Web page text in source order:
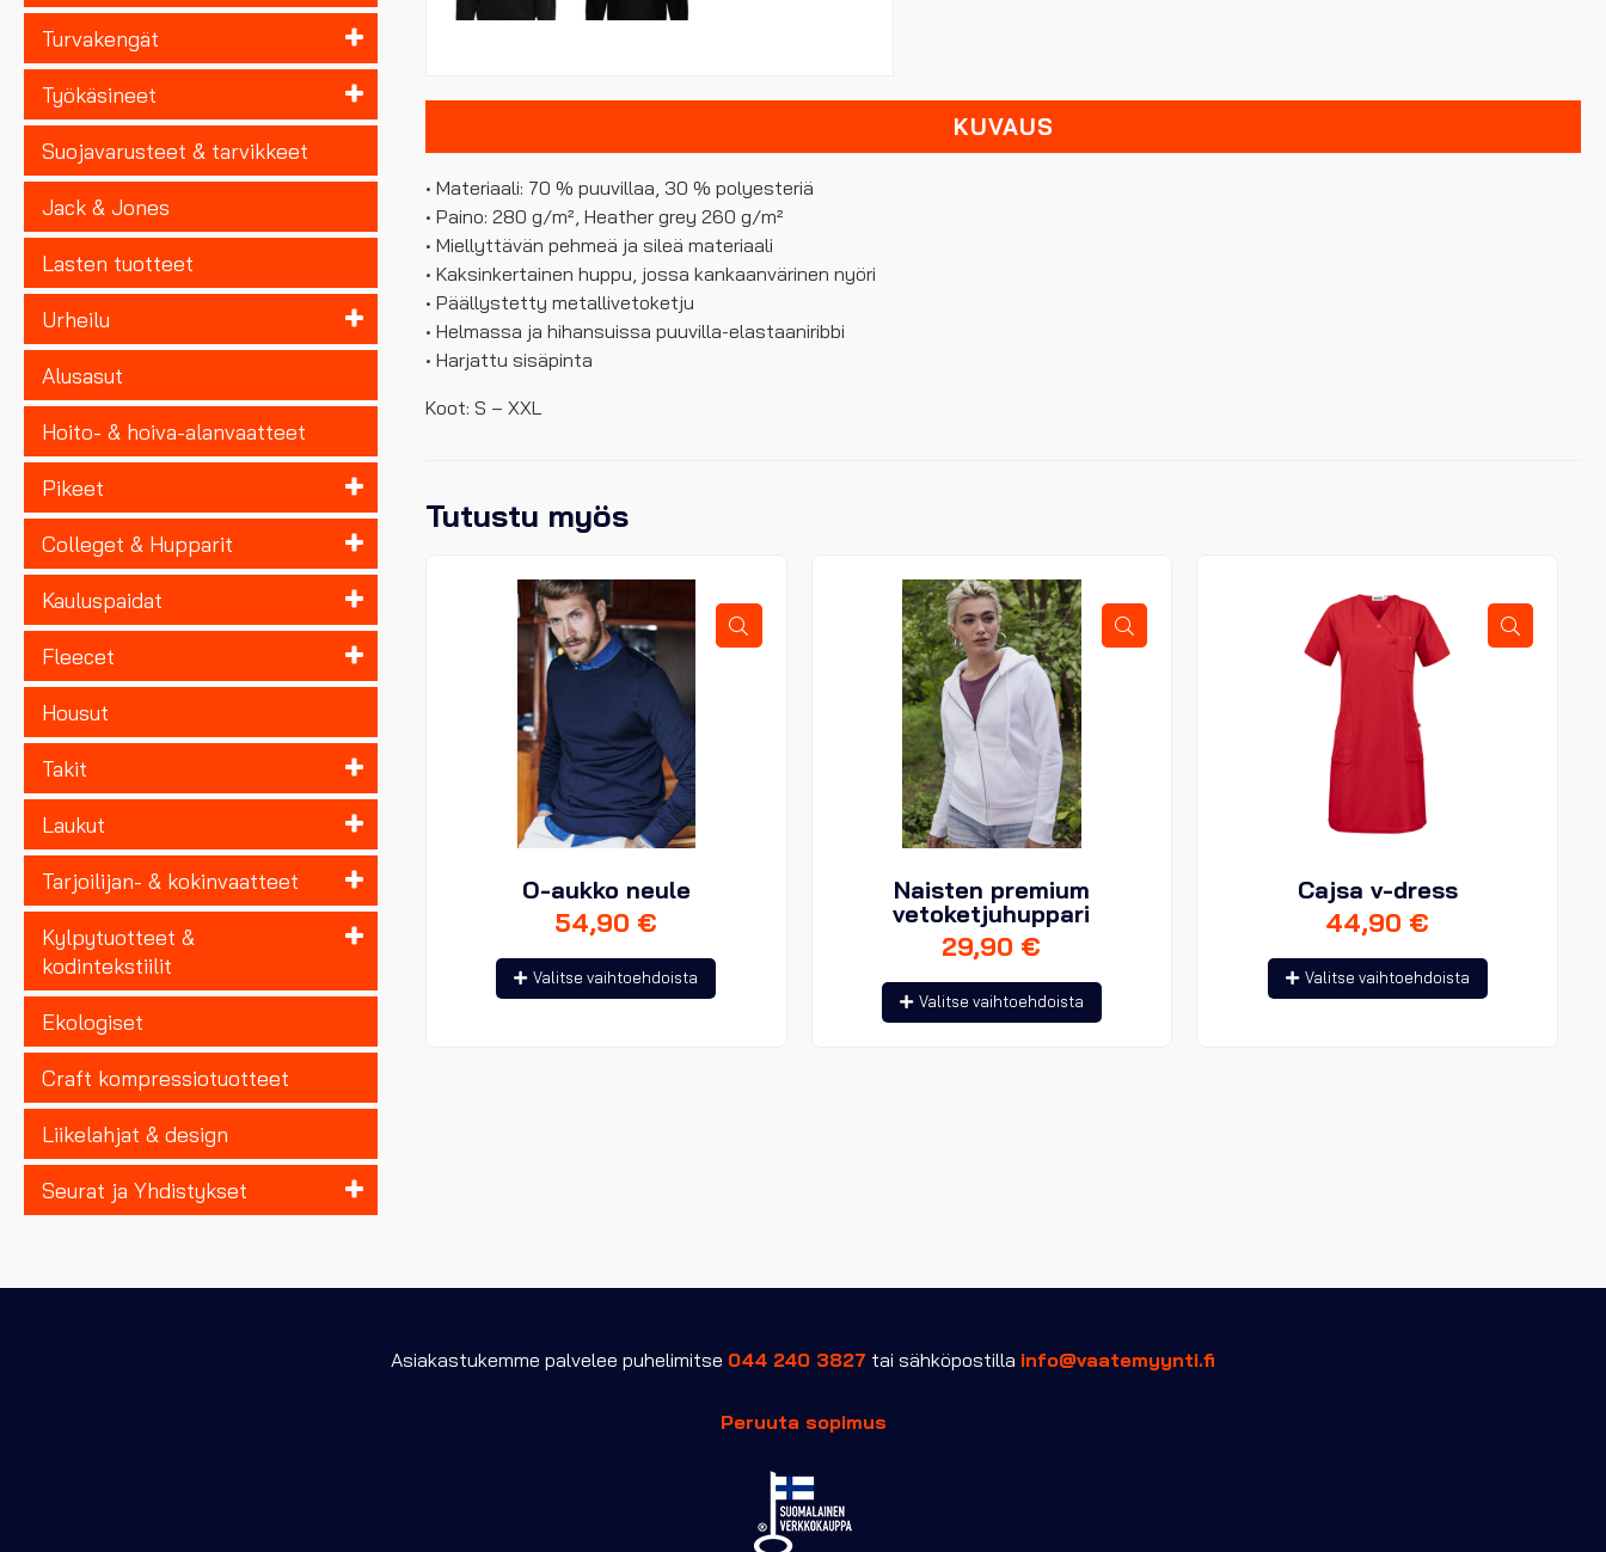
Turvakengät
Työkäsineet
Suojavarusteet & tarvikkeet
Jack & Jones
Lasten tuotteet
Urheilu
Alusasut
Hoito- & hoiva-alanvaatteet
Pikeet
Colleget & Hupparit
Kauluspaidat
Fleecet
Housut
Takit
Laukut
Tarjoilijan- & kokinvaatteet
Kylpytuotteet &
kodintekstiilit
Ekologiset
Craft kompressiotuotteet
Liikelahjat & design
Seurat ja Yhdistykset
KUVAUS
• Materiaali: 70 % puuvillaa, 30 % polyesteriä
• Paino: 280 g/m², Heather grey 260 g/m²
• Miellyttävän pehmeä ja sileä materiaali
• Kaksinkertainen huppu, jossa kankaanvärinen nyöri
• Päällystetty metallivetoketju
• Helmassa ja hihansuissa puuvilla-elastaaniribbi
• Harjattu sisäpinta
Koot: S – XXL
Tutustu myös
O-aukko neule
54,90 €
Valitse vaihtoehdoista
Tällä
tuotteella
Naisten premium
vetoketjuhuppari
29,90 €
Valitse vaihtoehdoista
Tällä
tuotteella
Cajsa v-dress
44,90 €
Valitse vaihtoehdoista
Tällä
tuotteella
Asiakastukemme palvelee puhelimitse 044 240 3827 tai sähköpostilla info@vaatemyynti.fi
Peruuta sopimus